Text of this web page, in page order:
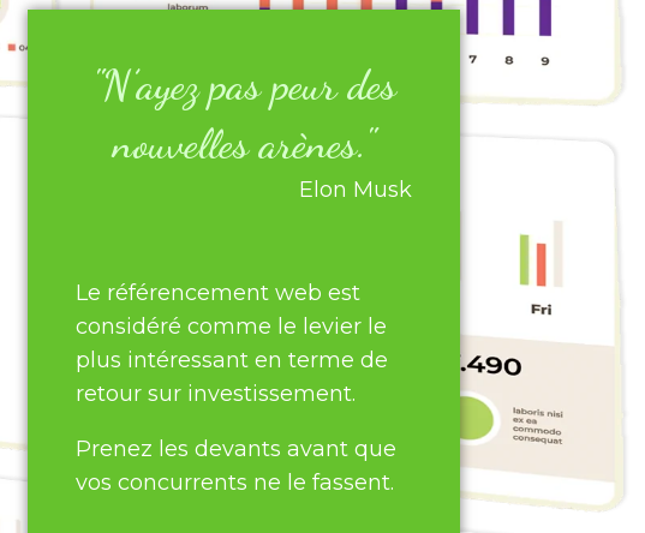
"N’ayez pas peur des
nouvelles arènes."
Elon Musk
Le référencement web est
considéré comme le levier le
plus intéressant en terme de
retour sur investissement.
Prenez les devants avant que
vos concurrents ne le fassent.